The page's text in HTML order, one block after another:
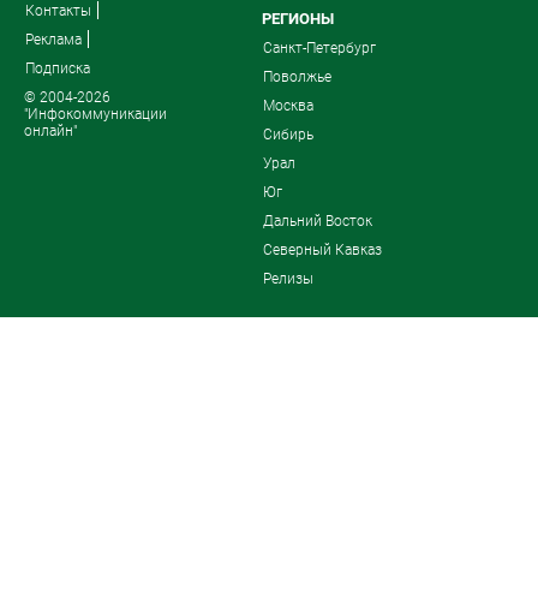
Контакты
Реклама
Подписка
© 2004-2026
"Инфокоммуникации
онлайн"
РЕГИОНЫ
Санкт-Петербург
Поволжье
Москва
Сибирь
Урал
Юг
Дальний Восток
Северный Кавказ
Релизы